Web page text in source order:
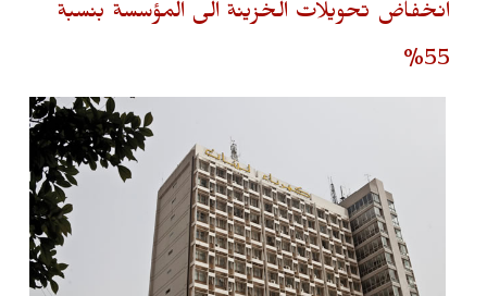
انخفاض تحويلات الخزينة الى المؤسسة بنسبة
55%